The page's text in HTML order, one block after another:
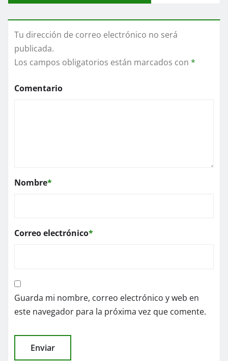
Tu dirección de correo electrónico no será
publicada.
Los campos obligatorios están marcados con *
Comentario
Nombre*
Correo electrónico*
Guarda mi nombre, correo electrónico y web en
este navegador para la próxima vez que comente.